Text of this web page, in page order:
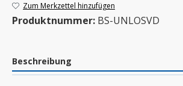
Zum Merkzettel hinzufügen
Produktnummer: BS-UNLOSVD
Beschreibung